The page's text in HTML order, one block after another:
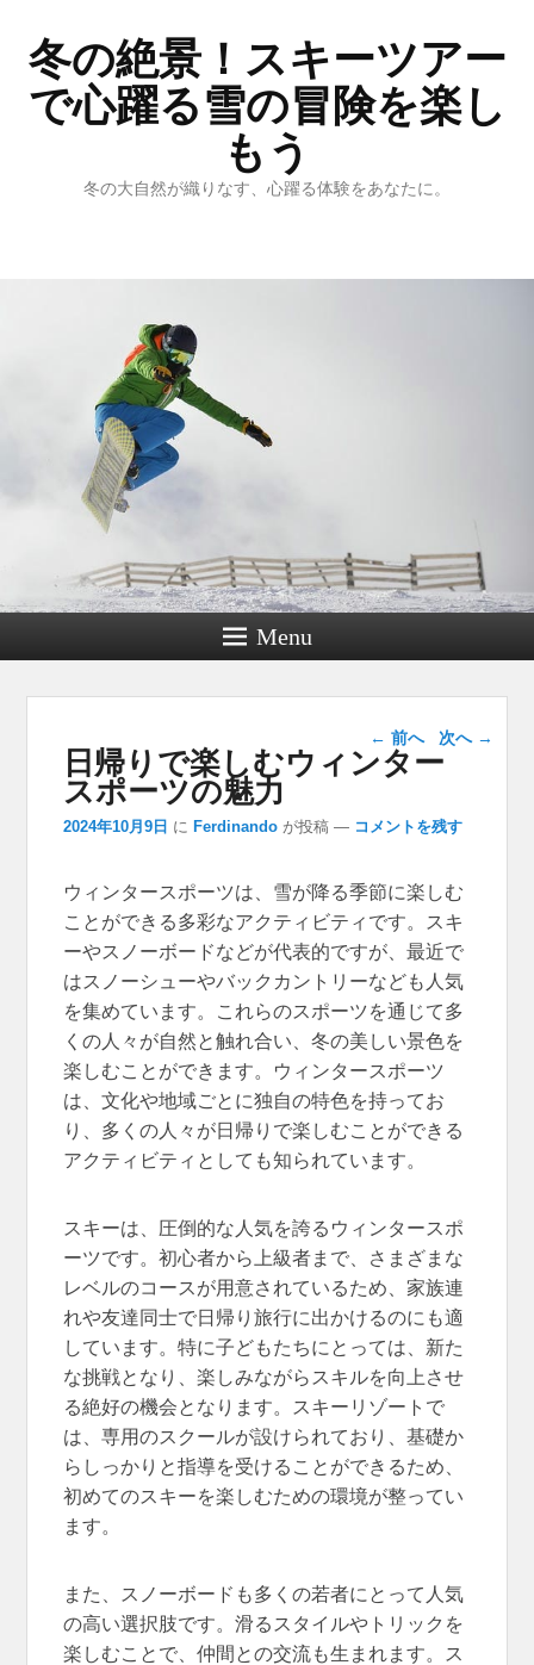
冬の絶景！スキーツアー
で心躍る雪の冒険を楽し
もう
冬の大自然が織りなす、心躍る体験をあなたに。
Menu
投稿ナビゲー
ション
← 前へ 次へ →
日帰りで楽しむウィンター
スポーツの魅力
2024年10月9日 に Ferdinando が投稿 — コメントを残す
ウィンタースポーツは、雪が降る季節に楽しむ
ことができる多彩なアクティビティです。 スキ
ーやスノーボードなどが代表的ですが、最近で
はスノーシューやバックカントリーなども人気
を集めています。これらのスポーツを通じて多
くの人々が自然と触れ合い、冬の美しい景色を
楽しむことができます。ウィンタースポーツ
は、文化や地域ごとに独自の特色を持ってお
り、多くの人々が日帰りで楽しむことができる
アクティビティとしても知られています。
スキーは、圧倒的な人気を誇るウィンタースポ
ーツです。初心者から上級者まで、さまざまな
レベルのコースが用意されているため、家族連
れや友達同士で日帰り旅行に出かけるのにも適
しています。特に子どもたちにとっては、新た
な挑戦となり、楽しみながらスキルを向上させ
る絶好の機会となります。スキーリゾートで
は、専用のスクールが設けられており、基礎か
らしっかりと指導を受けることができるため、
初めてのスキーを楽しむための環境が整ってい
ます。
また、スノーボードも多くの若者にとって人気
の高い選択肢です。滑るスタイルやトリックを
楽しむことで、仲間との交流も生まれます。ス